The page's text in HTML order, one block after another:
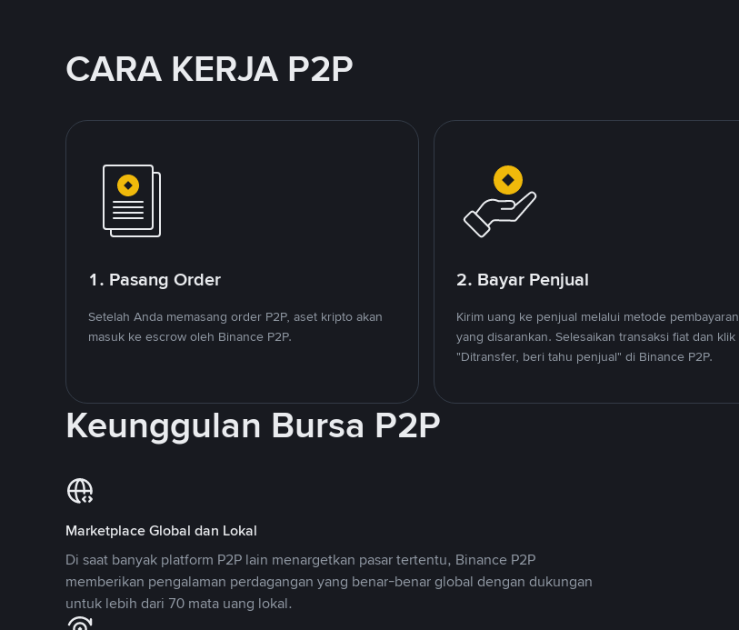
CARA KERJA P2P
1. Pasang Order
Setelah Anda memasang order P2P, aset kripto akan
masuk ke escrow oleh Binance P2P.
2. Bayar Penjual
Kirim uang ke penjual melalui metode pembayaran
yang disarankan. Selesaikan transaksi fiat dan klik
"Ditransfer, beri tahu penjual" di Binance P2P.
Keunggulan Bursa P2P
Marketplace Global dan Lokal
Di saat banyak platform P2P lain menargetkan pasar tertentu, Binance P2P
memberikan pengalaman perdagangan yang benar-benar global dengan dukungan
untuk lebih dari 70 mata uang lokal.